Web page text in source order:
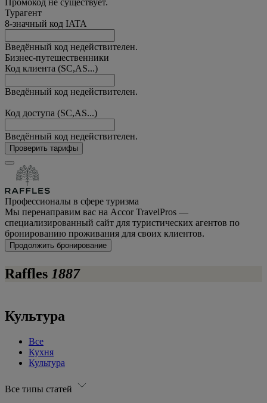
Промокод не существует.
Турагент
8-значный код IATA
Введённый код недействителен.
Бизнес-путешественники
Код клиента (SC,AS...)
Введённый код недействителен.
Код доступа (SC,AS...)
Введённый код недействителен.
Проверить тарифы
Профессионалы в сфере туризма
Мы перенаправим вас на Accor TravelPros —
специализированный сайт для туристических агентов по
бронированию проживания для своих клиентов.
Продолжить бронирование
Raffles 1887
Культура
Все
Кухня
Культура
Все типы статей